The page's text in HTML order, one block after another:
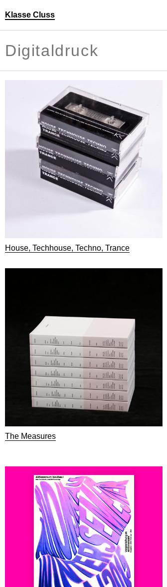
Klasse Cluss
House, Techhouse, Techno, Trance
The Measures